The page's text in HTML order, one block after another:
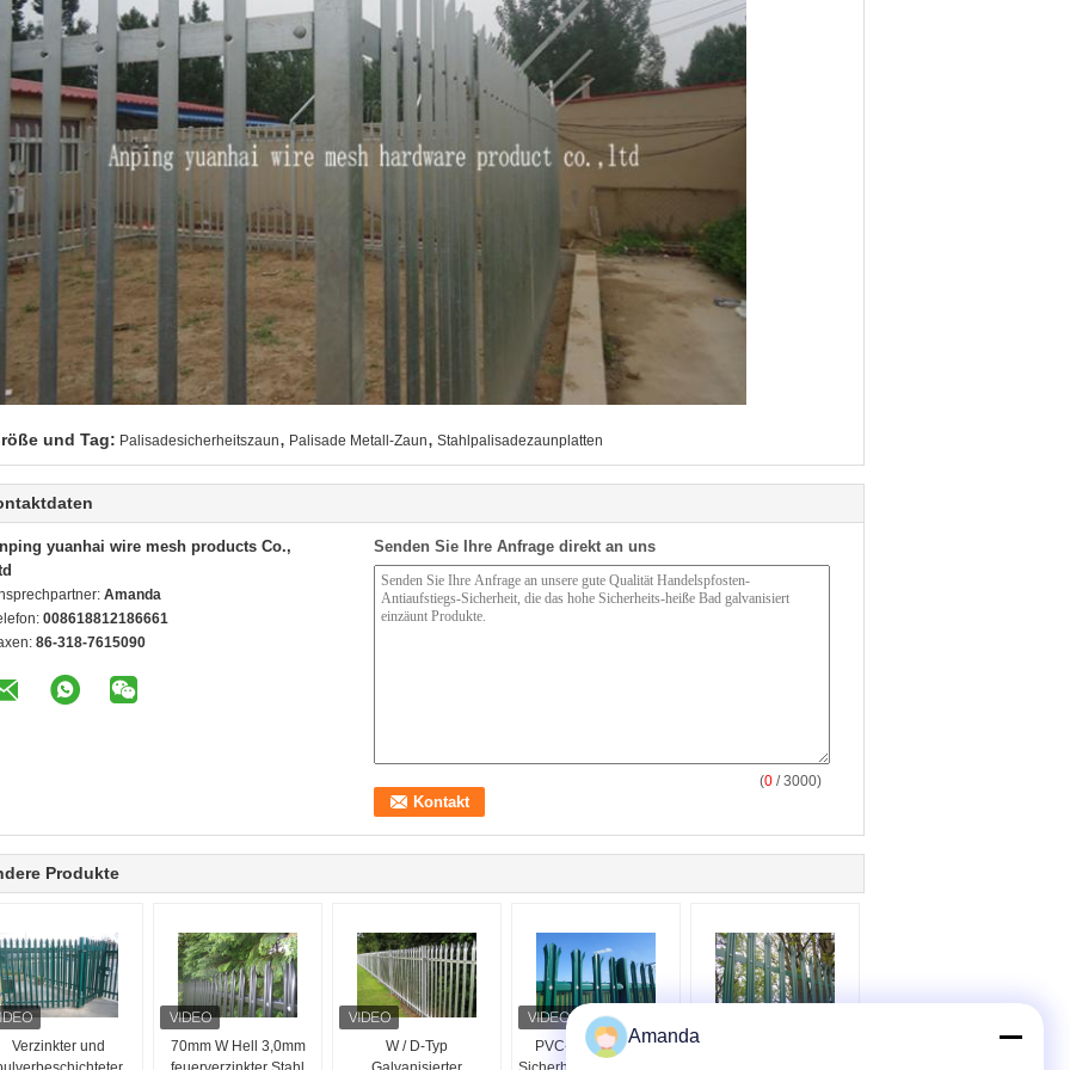
und Tag: Palisadesicherheitszaun, Palisade Metall-Zaun, Stahlpalisadezaunplatten
yuanhai wire mesh products Co.,
Amanda
008618812186661
86-318-7615090
Senden Sie Ihre Anfrage direkt an uns
(0 / 3000)
Produkte
Verzinkter und
70mm W Hell 3,0mm
W / D-Typ
PVC-beschichteterAmanda